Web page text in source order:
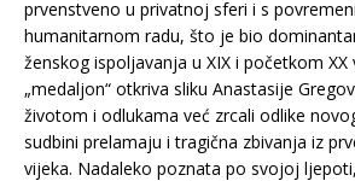
prvenstveno u privatnoj sferi i s
humanitarnom radu, što je bio
ženskog ispoljavanja u XIX i početkom XX
„medaljon“ otkriva sliku Anastasije
životom i odlukama već zrcali odlike
sudbini prelamaju i tragična zbivanja iz
vijeka. Nadaleko poznata po svojoj